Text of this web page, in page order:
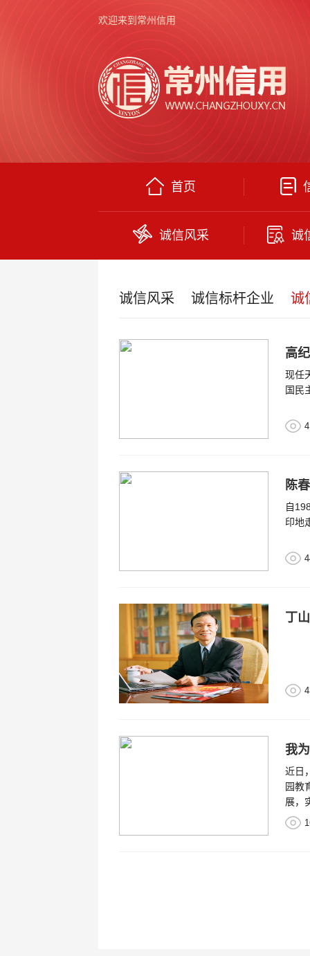
欢迎来到常州信用
首页
诚信风采 诚
诚信风采 诚信标杆企业 诚
高
现任
国民
自
印地
近日
园教
展，